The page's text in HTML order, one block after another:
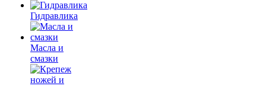
Гидравлика
Масла и
смазки